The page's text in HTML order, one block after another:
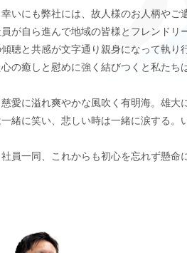
いにも弊社には、故人様のお人柄やご
が自ら進んで地域の皆様とフレンドリ
聴と共感が文字通り親身になって執り
心の癒しと慰めに強く結びつくと私たち
愛に溢れ爽やかな風吹く有明海。雄大
一緒に笑い、悲しい時は一緒に涙する。
員一同、これからも初心を忘れず懸命